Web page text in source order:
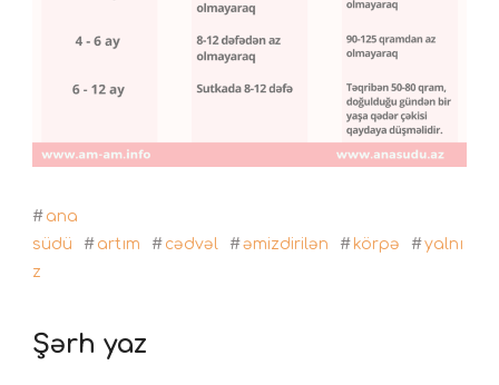
# ana
südü
# artım # cədvəl #əmizdirilən # körpə #yalnı
z
Şərh yaz